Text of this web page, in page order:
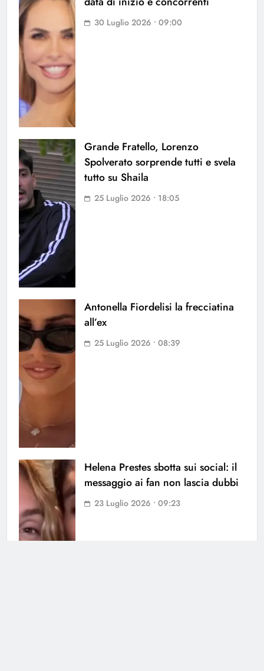
30 Luglio 2026 • 09:00
Grande Fratello, Lorenzo
Spolverato sorprende tutti e svela
tutto su Shaila
25 Luglio 2026 • 18:05
Antonella Fiordelisi la frecciatina
all’ex
25 Luglio 2026 • 08:39
Helena Prestes sbotta sui social: il
messaggio ai fan non lascia dubbi
23 Luglio 2026 • 09:23